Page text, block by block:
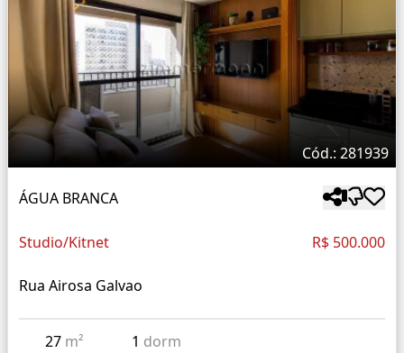
Cód.: 281939
ÁGUA BRANCA
Studio/Kitnet R$ 500.000
Rua Airosa Galvao
27 m² 1 dorm